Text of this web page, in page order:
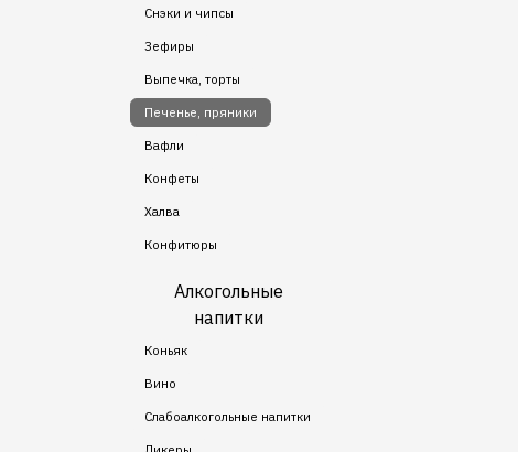
Снэки и чипсы
Зефиры
Выпечка, торты
Печенье, пряники
Вафли
Конфеты
Халва
Конфитюры
Алкогольные
напитки
Коньяк
Вино
Слабоалкогольные напитки